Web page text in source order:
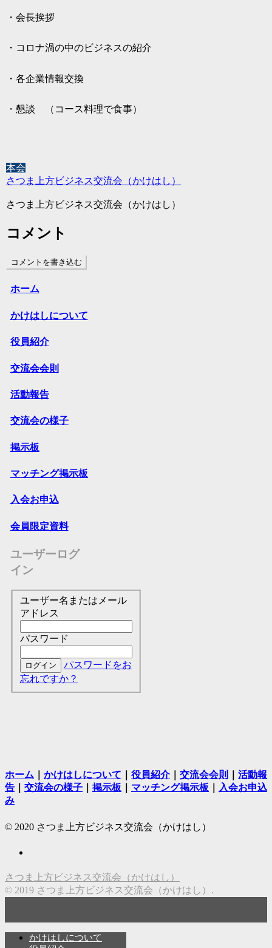
・会長挨拶
・コロナ渦の中のビジネスの紹介
・各企業情報交換
・懇談 （コース料理で食事）
本会
さつま上方ビジネス交流会（かけはし）
さつま上方ビジネス交流会（かけはし）
コメント
コメントを書き込む
ホーム
かけはしについて
役員紹介
交流会会則
活動報告
交流会の様子
掲示板
マッチング掲示板
入会お申込
会員限定資料
ユーザーログ
イン
ユーザー名またはメール
アドレス
パスワード
パスワードをお
忘れですか？
ホーム かけはしについて 役員紹介｜ 交流会会則
活動報
告
交流会の様子 掲示板 マッチング掲示板
入会お申込
み
© 2020 さつま上方ビジネス交流会（かけはし）
さつま上方ビジネス交流会（かけはし）
© 2019 さつま上方ビジネス交流会（かけはし）.
かけはしについて